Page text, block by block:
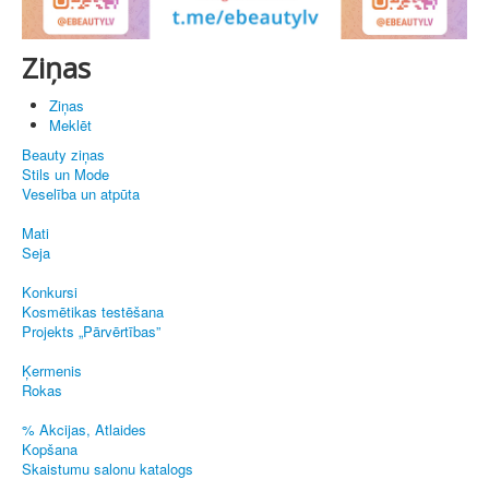
Ziņas
Ziņas
Meklēt
Beauty ziņas
Stils un Mode
Veselība un atpūta
Mati
Seja
Konkursi
Kosmētikas testēšana
Projekts „Pārvērtības”
Ķermenis
Rokas
% Akcijas, Atlaides
Kopšana
Skaistumu salonu katalogs